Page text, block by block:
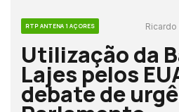
RTP ANTENA 1 AÇORES Ricardo
Utilização da
Lajes pelos
debate de